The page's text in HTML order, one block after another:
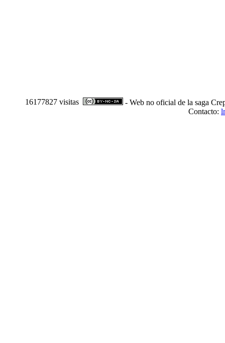
16177827 visitas
- Web no oficial de la saga
Contacto: